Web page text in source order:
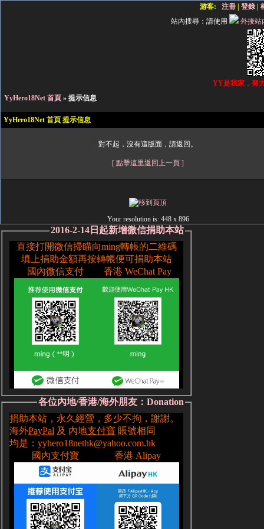
游客: 注冊 登錄
站內搜尋： 請使用 外接站
YY是我家，努
YyHero18Net 首頁» 提示信息
YyHero18Net 首頁 提示信息
對不起，沒有這版面，請返回。
[ 點擊這里返回上一頁 ]
Your resolution is: 448 x 896
2016-2-14日起新增微信捐助本站
各位內地/香港/海外朋友：Donation